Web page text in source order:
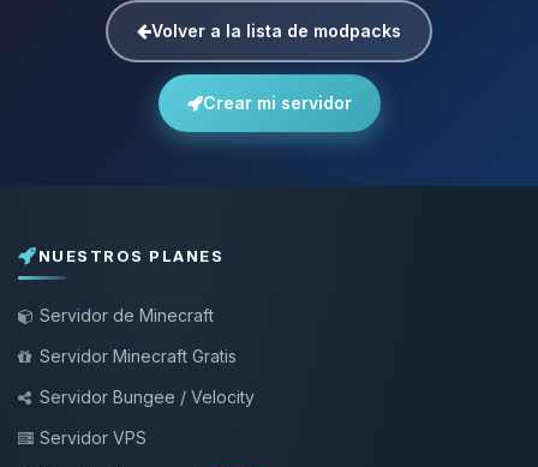
Volver a la lista de modpacks
Crear mi servidor
NUESTROS PLANES
Servidor de Minecraft
Servidor Minecraft Gratis
Servidor Bungee / Velocity
Servidor VPS